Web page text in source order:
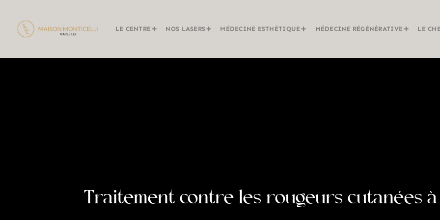
LE CENTRE NOS LASERS MÉDECINE ESTHÉTIQUE MÉDECINE RÉGÉNÉRATIVE LE
Traitement contre les rougeurs cutanées à